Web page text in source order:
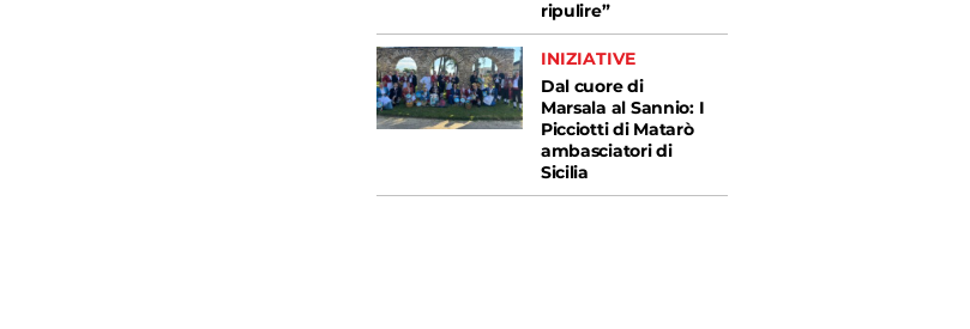
ripulire”
INIZIATIVE
Dal cuore di
Marsala al Sannio: I
Picciotti di Matarò
ambasciatori di
Sicilia